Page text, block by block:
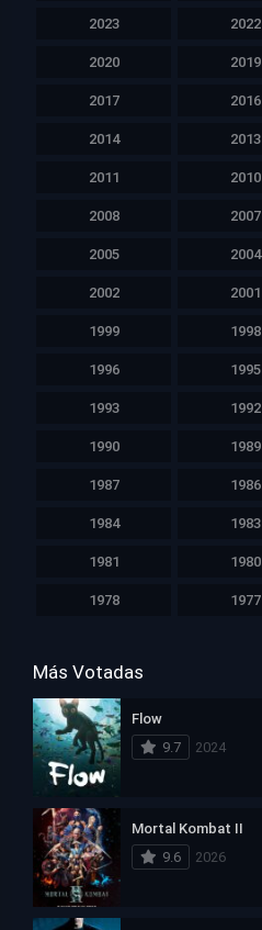
2023 2022
2020 2019
2017 2016
2014 2013
2011 2010
2008 2007
2005 2004
2002 2001
1999 1998
1996 1995
1993 1992
1990 1989
1987 1986
1984 1983
1981 1980
1978 1977
Más Votadas
Flow
9.7
2024
Mortal Kombat II
9.6
2026